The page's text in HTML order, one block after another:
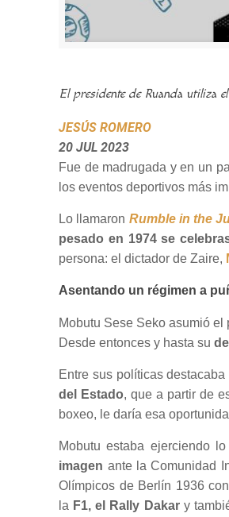
El presidente de Ruanda utiliza
JESÚS ROMERO
20 JUL 2023
Fue de madrugada y en un
los eventos deportivos más
Lo llamaron Rumble in the
pesado en 1974 se
persona: el dictador de Zaire,
Asentando un régimen a
Mobutu Sese Seko asumió el
Desde entonces y hasta su
Entre sus políticas
del Estado, que a partir de
boxeo, le daría esa
Mobutu estaba ejerciendo
imagen ante la Comunidad
Olímpicos de Berlín 1936
la F1, el Rally Dakary